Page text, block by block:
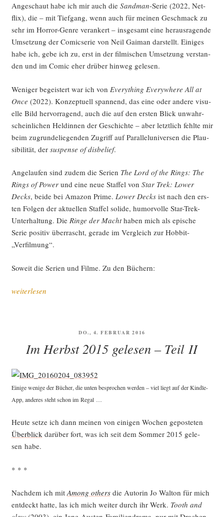
Ange­schaut habe ich mir auch die Sand­man-Serie (2022, Net­
flix), die – mit Tief­gang, wenn auch für mei­nen Geschmack zu
sehr im Hor­ror-Gen­re ver­an­kert – ins­ge­samt eine her­aus­ra­gen­de
Umset­zung der Comic­se­rie von Neil Gai­man dar­stellt. Eini­ges
habe ich, gebe ich zu, erst in der fil­mi­schen Umset­zung ver­stan­
den und im Comic eher drü­ber hin­weg gelesen.
Weni­ger begeis­tert war ich von Ever­y­thing Ever­y­whe­re All at
Once (2022). Kon­zep­tu­ell span­nend, das eine oder ande­re visu­
el­le Bild her­vor­ra­gend, auch die auf den ers­ten Blick unwahr­
schein­li­chen Hel­din­nen der Geschich­te – aber letzt­lich fehl­te mir
beim zugrun­de­lie­gen­den Zugriff auf Par­al­lel­uni­ver­sen die Plau­
si­bi­li­tät, der sus­pen­se of dis­be­lief.
Ange­lau­fen sind zudem die Seri­en The Lord of the Rings: The
Rings of Powerund eine neue Staf­fel von Star Trek: Lower
Decks, bei­de bei Ama­zon Prime. Lower Decksist nach den ers­
ten Fol­gen der aktu­el­len Staf­fel soli­de, humor­vol­le Star-Trek-
Unter­hal­tung. Die Rin­ge der Machthaben mich als epi­sche
Serie posi­tiv über­rascht, gera­de im Ver­gleich zur Hobbit-
„Verfilmung“.
Soweit die Seri­en und Fil­me. Zu den Büchern:
„Sci­
sy-
Lek­
tü­
im
Hoch-
und
som­
2022“
weiterlesen
VERÖFFENTLICHT
DO., 4. FEBRUAR 2016
Im Herbst 2015 gelesen – Teil II
Eini­ge weni­ge der Bücher, die unten bespro­chen wer­den – viel liegt auf der Kind­le-
App, ande­res steht schon im Regal …
Heu­te set­ze ich dann mei­nen von eini­gen Wochen gepos­te­ten
Über­blickdar­über fort, was ich seit dem Som­mer 2015 gele­
sen habe.
* * *
Nach­dem ich mitAmong othersdie Autorin Jo Walt­on für mich
ent­deckt hat­te, las ich mich wei­ter durch ihr Werk. Tooth and